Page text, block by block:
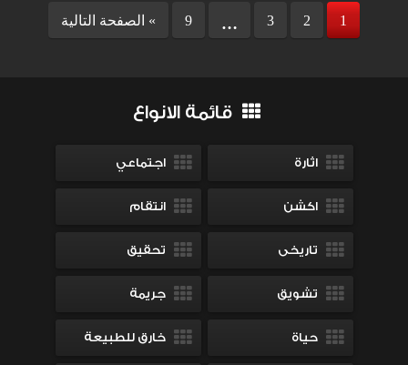
1
2
3
…
9 الصفحة التالية «
قائمة الانواع
اثارة اجتماعي
اكشن انتقام
تاريخى تحقيق
تشويق جريمة
حياة خارق للطبيعة